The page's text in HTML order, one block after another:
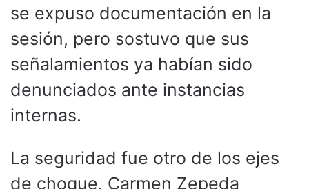
se expuso documentación en la
sesión, pero sostuvo que sus
señalamientos ya habían sido
denunciados ante instancias
internas.
La seguridad fue otro de los ejes
de choque. Carmen Zepeda